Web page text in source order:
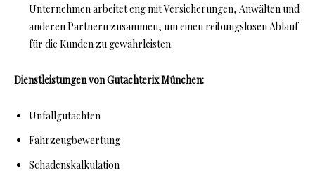
Unternehmen arbeitet eng mit Versicherungen, Anwälten und
anderen Partnern zusammen, um einen reibungslosen Ablauf
für die Kunden zu gewährleisten.
Dienstleistungen von Gutachterix München:
Unfallgutachten
Fahrzeugbewertung
Schadenskalkulation